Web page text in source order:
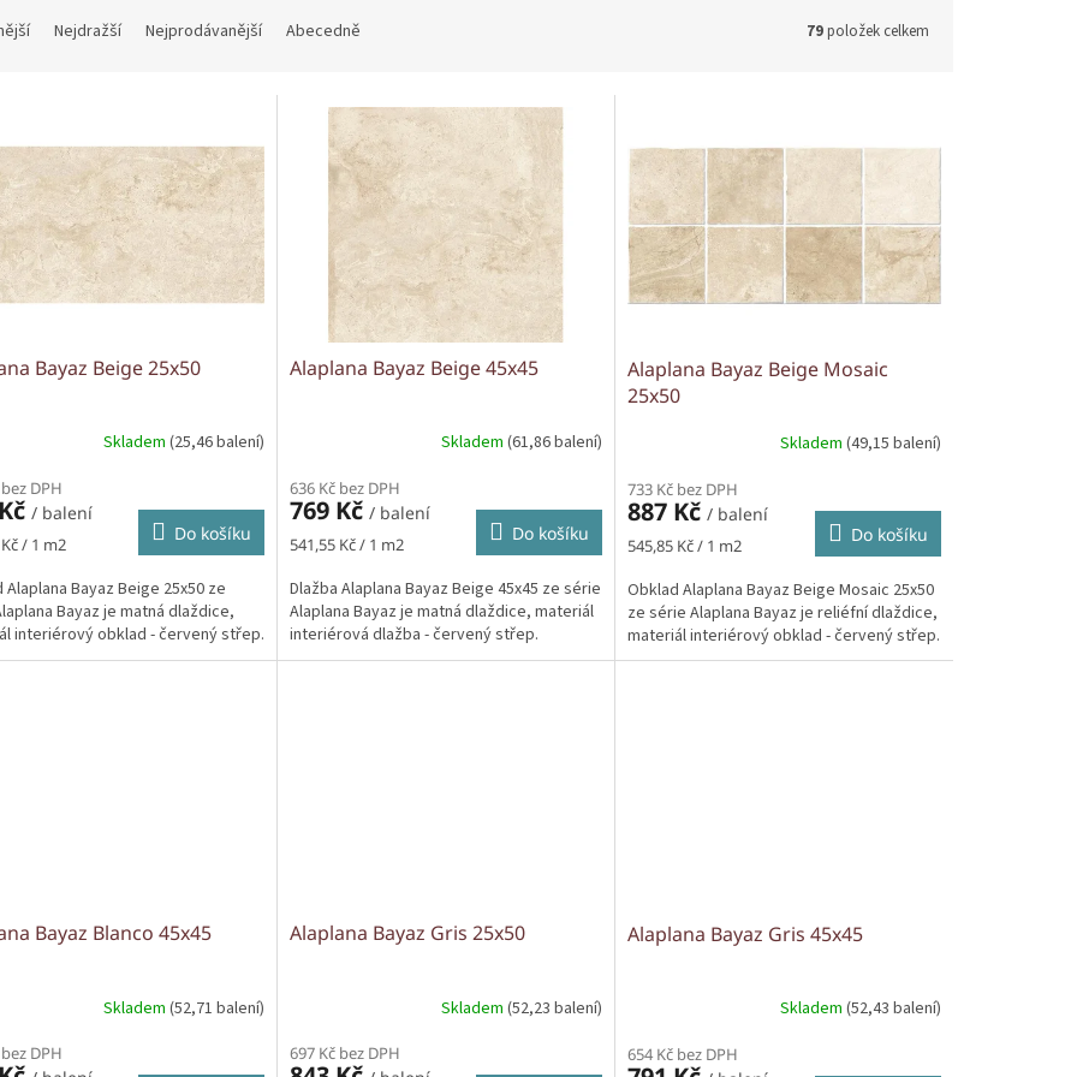
Nejdražší Nejprodávanější Abecedně 79položek celkem
Bayaz Beige 25x50
Skladem (25,46 balení)
DPH
/ balení
/ 1 m2 Do košíku
Alaplana Bayaz Beige 25x50 ze
Bayaz je matná dlaždice,
interiérový obklad - červený střep.
Alaplana Bayaz Beige 45x45
Skladem (61,86 balení)
636 Kč bez DPH
769 Kč / balení
Měrná
541,55 Kč / 1 m2 Do košíku
Dlažba Alaplana Bayaz Beige 45x45 ze série
Alaplana Bayaz je matná dlaždice, materiál
interiérová dlažba - červený střep.
Alaplana Bayaz Beige Mosaic
25x50
Skladem (49,15 balení)
733 Kč bez DPH
887 Kč / balení
Měrná
545,85 Kč / 1 m2 Do košíku
Obklad Alaplana Bayaz Beige Mosaic 25x50
ze série Alaplana Bayaz je reliéfní dlaždice,
materiál interiérový obklad - červený střep.
Bayaz Blanco 45x45
Skladem (52,71 balení)
DPH
Alaplana Bayaz Gris 25x50
Skladem (52,23 balení)
697 Kč bez DPH
Alaplana Bayaz Gris 45x45
Skladem (52,43 balení)
654 Kč bez DPH